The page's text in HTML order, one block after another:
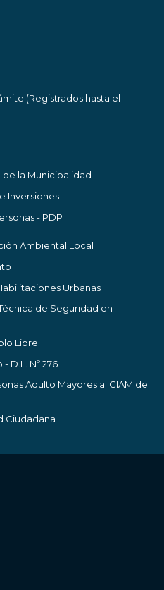
(Registrados hasta el
la Municipalidad
Inversiones
- PDP
Ambiental Local
Urbanas
de Seguridad en
Libre
D.L. Nº 276
Adulto Mayores al CIAM de
Ciudadana